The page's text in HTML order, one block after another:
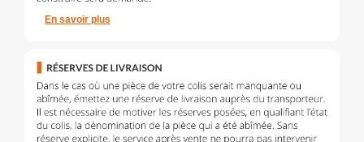
En savoir plus